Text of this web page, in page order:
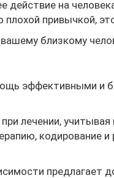
действие на
привычкой,
близкому
эффективными и
лечении, учитывая
кодирование
предлагает